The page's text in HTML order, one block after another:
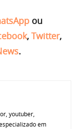
ou
, Twitter,
.
youtuber,
em